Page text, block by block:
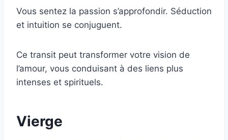
Vous sentez la passion s’approfondir. Séduction
et intuition se conjuguent.
Ce transit peut transformer votre vision de
l’amour, vous conduisant à des liens plus
intenses et spirituels.
Vierge